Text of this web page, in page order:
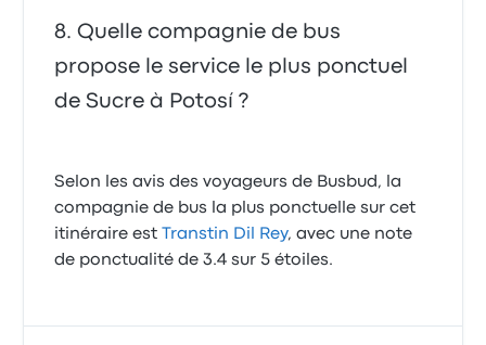
Quelle compagnie de bus
propose le service le plus ponctuel
de Sucre à Potosí ?
Selon les avis des voyageurs de Busbud, la
compagnie de bus la plus ponctuelle sur cet
itinéraire est
Transtin Dil Rey, avec une note
de ponctualité de 3.4 sur 5 étoiles.